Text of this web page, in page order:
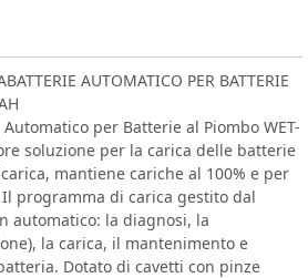
AUTOMATICO PER BATTERIE
per Batterie al Piombo WET-
soluzione per la carica delle batterie
mantiene cariche al 100% e per
programma di carica gestito dal
automatico: la diagnosi, la
la carica, il mantenimento e
Dotato di cavetti con pinze